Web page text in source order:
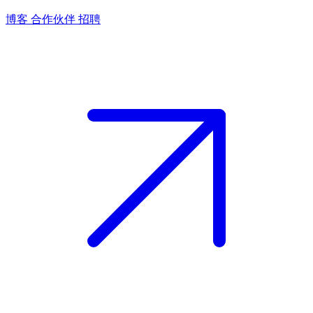
博客 合作伙伴 招聘